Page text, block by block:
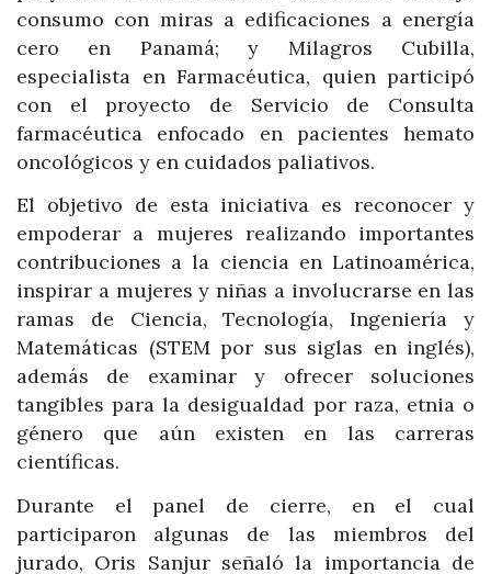
consumo con miras a edificaciones a energía
cero en Panamá; y Milagros Cubilla,
especialista en Farmacéutica, quien participó
con el proyecto de Servicio de Consulta
farmacéutica enfocado en pacientes hemato
oncológicos y en cuidados paliativos.
El objetivo de esta iniciativa es reconocer y
empoderar a mujeres realizando importantes
contribuciones a la ciencia en Latinoamérica,
inspirar a mujeres y niñas a involucrarse en las
ramas de Ciencia, Tecnología, Ingeniería y
Matemáticas (STEM por sus siglas en inglés),
además de examinar y ofrecer soluciones
tangibles para la desigualdad por raza, etnia o
género que aún existen en las carreras
científicas.
Durante el panel de cierre, en el cual
participaron algunas de las miembros del
jurado, Oris Sanjur señaló la importancia de